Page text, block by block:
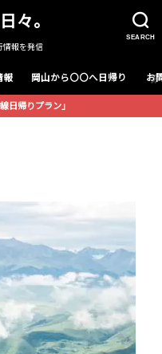
SEARCH
々。
情報を発信
報 岡山から〇〇へ日帰り お
日帰りプラン」